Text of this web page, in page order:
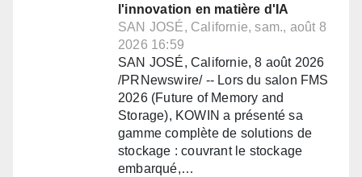
l'innovation en matière d'IA
SAN JOSÉ, Californie, sam., août 8
2026 16:59
SAN JOSÉ, Californie, 8 août 2026
/PRNewswire/ -- Lors du salon FMS
2026 (Future of Memory and
Storage), KOWIN a présenté sa
gamme complète de solutions de
stockage : couvrant le stockage
embarqué,…